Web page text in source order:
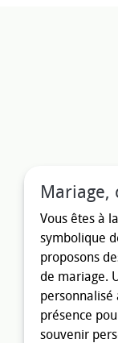
Mariage,
Vous êtes à
symbolique
proposons
de mariage.
présence
souvenir